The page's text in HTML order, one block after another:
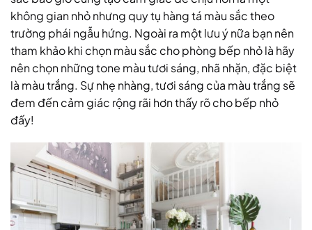
không gian nhỏ nhưng quy tụ hàng tá màu sắc theo
trường phái ngẫu hứng. Ngoài ra một lưu ý nữa bạn nên
tham khảo khi chọn màu sắc cho phòng bếp nhỏ là hãy
nên chọn những tone màu tươi sáng, nhã nhặn, đặc biệt
là màu trắng. Sự nhẹ nhàng, tươi sáng của màu trắng sẽ
đem đến cảm giác rộng rãi hơn thấy rõ cho bếp nhỏ
đấy!